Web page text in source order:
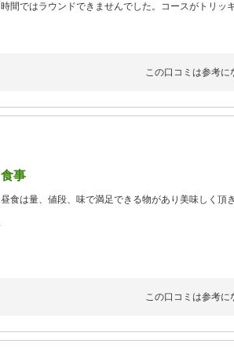
時間ではラウンドできませんでした。コースがトリッ
が小さく傾斜・芽？があることなどで、むずかしい
この口コミは参考に
食事
昼食は量、値段、味で満足できる物があり美味しく頂き
この口コミは参考に